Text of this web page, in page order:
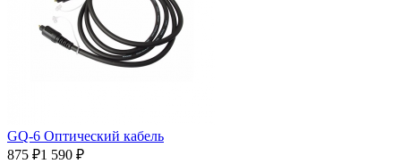
GQ-6 Оптический кабель
875 ₽1 590 ₽